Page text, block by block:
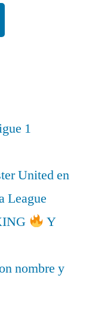
1
United en
League
Y
nombre y